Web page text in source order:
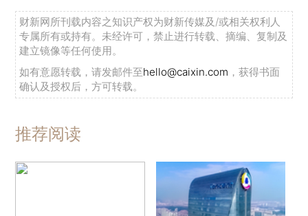
财新网所刊载内容之知识产权为财新传媒及/或相关权利人
专属所有或持有。未经许可，禁止进行转载、摘编、复制及
建立镜像等任何使用。
如有意愿转载，请发邮件至hello@caixin.com ，获得书面
确认及授权后，方可转载。
推荐阅读